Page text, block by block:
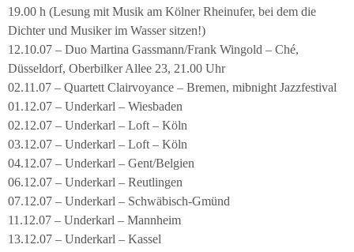
19.00 h (Lesung mit Musik am Kölner Rheinufer, bei dem die
Dichter und Musiker im Wasser sitzen!)
12.10.07 – Duo Martina Gassmann/Frank Wingold – Ché,
Düsseldorf, Oberbilker Allee 23, 21.00 Uhr
02.11.07 – Quartett Clairvoyance – Bremen, mibnight Jazzfestival
01.12.07 – Underkarl – Wiesbaden
02.12.07 – Underkarl – Loft – Köln
03.12.07 – Underkarl – Loft – Köln
04.12.07 – Underkarl – Gent/Belgien
06.12.07 – Underkarl – Reutlingen
07.12.07 – Underkarl – Schwäbisch-Gmünd
11.12.07 – Underkarl – Mannheim
13.12.07 – Underkarl – Kassel